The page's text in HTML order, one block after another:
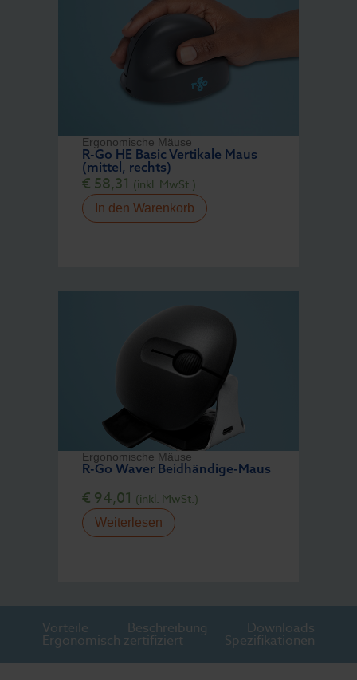
Ergonomische Mäuse
R-Go HE Basic Vertikale Maus
(mittel, rechts)
€ 58,31 (inkl. MwSt.)
In den Warenkorb
Ergonomische Mäuse
R-Go Waver Beidhändige-Maus
€ 94,01 (inkl. MwSt.)
Weiterlesen
Vorteile Beschreibung Downloads
Ergonomisch zertifiziert Spezifikationen